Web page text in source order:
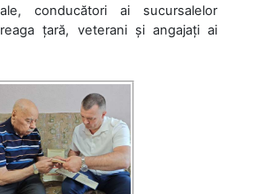
conducători ai sucursalelor
țară, veterani și angajați ai